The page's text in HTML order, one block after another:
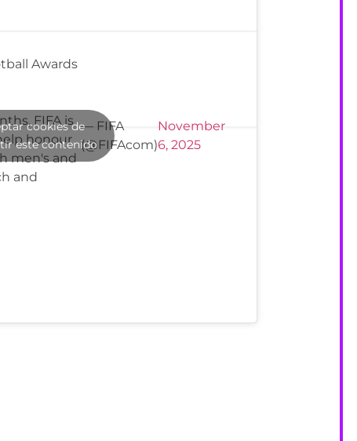
Awards
FIFA is
honour
men's and
and
— FIFA
(@FIFAcom)
November
6, 2025
cookies de
este contenido